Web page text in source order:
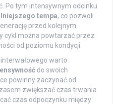
Po tym intensywnym odcinku
tempa, co pozwoli
przed kolejnym
cykl można powtarzać przez
od poziomu kondycji.
warto
do swoich
powinny zaczynać od
zwiększać czas trwania
czas odpoczynku między